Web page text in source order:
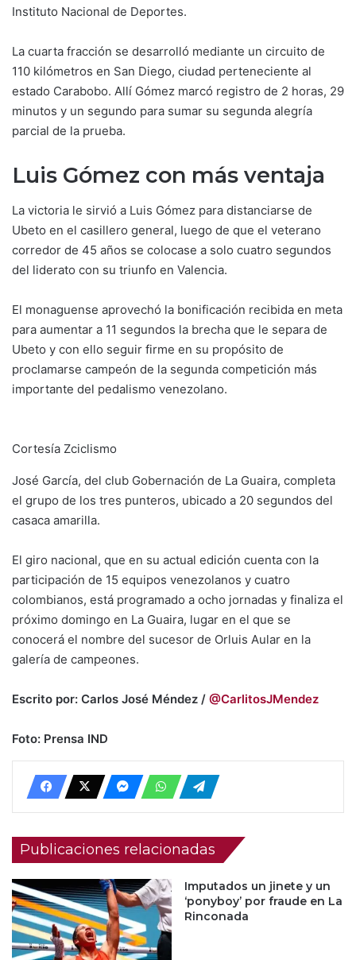
Instituto Nacional de Deportes.
La cuarta fracción se desarrolló mediante un circuito de
110 kilómetros en San Diego, ciudad perteneciente al
estado Carabobo. Allí Gómez marcó registro de 2 horas, 29
minutos y un segundo para sumar su segunda alegría
parcial de la prueba.
Luis Gómez con más ventaja
La victoria le sirvió a Luis Gómez para distanciarse de
Ubeto en el casillero general, luego de que el veterano
corredor de 45 años se colocase a solo cuatro segundos
del liderato con su triunfo en Valencia.
El monaguense aprovechó la bonificación recibida en meta
para aumentar a 11 segundos la brecha que le separa de
Ubeto y con ello seguir firme en su propósito de
proclamarse campeón de la segunda competición más
importante del pedalismo venezolano.
Cortesía Zciclismo
José García, del club Gobernación de La Guaira, completa
el grupo de los tres punteros, ubicado a 20 segundos del
casaca amarilla.
El giro nacional, que en su actual edición cuenta con la
participación de 15 equipos venezolanos y cuatro
colombianos, está programado a ocho jornadas y finaliza el
próximo domingo en La Guaira, lugar en el que se
conocerá el nombre del sucesor de Orluis Aular en la
galería de campeones.
Escrito por: Carlos José Méndez / @CarlitosJMendez
Foto: Prensa IND
Publicaciones relacionadas
Imputados un jinete y un
‘ponyboy’ por fraude en La
Rinconada